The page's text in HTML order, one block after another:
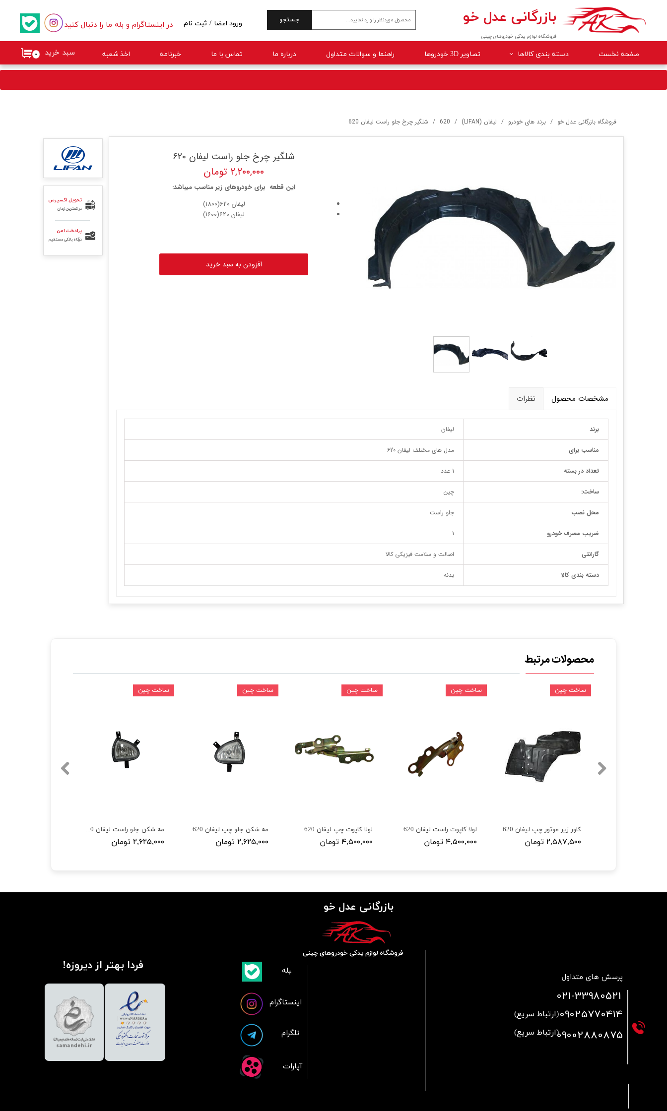
فروشگاه لوازم یدکی خودروهای چینی
بازرگانی عدل خو جستجو
صفحه نخست دسته بندی کالاها
برقی
لوازم مصرفی خودرو
قالپاق، رینگ و لاستیک
اکسسوری, لوازم جانبی ,تزِیینات
تصاویر 3D خودروها راهنما و سوالات متداول درباره ما تماس با ما خبرنامه اخذ شعبه ۰ سبد خرید
در اینستاگرام و بله ما را دنبال کنید ورود اعضا / ثبت نام
تغییر گذر واژه
فروشگاه بازرگانی عدل خو برند های خودرو لیفان (LIFAN) 620 شلگیر چرخ جلو راست لیفان 620
شلگیر چرخ جلو راست لیفان 620
۲,۲۰۰,۰۰۰ تومان
این قطعه برای خودروهای زیر مناسب میباشد:
لیفان 620(1800)
لیفان 620(1600)
افزودن به سبد خرید
مشخصات محصول نظرات
برند لیفان
مناسب برای مدل های مختلف لیفان 620
تعداد در بسته 1 عدد
ساخت: چین
محل نصب جلو راست
ضریب مصرف خودرو 1
گارانتی اصالت و سلامت فیزیکی کالا
دسته بندی کالا بدنه
تحویل اکسپرس
در کمترین زمان
پرادخت امن
درگاه بانکی مستقیم
محصولات مرتبط
مه شکن جلو راست لیفان 620
۲,۶۲۵,۰۰۰ تومان
ساخت چین
مه شکن جلو چپ لیفان 620
۲,۶۲۵,۰۰۰ تومان
ساخت چین
لولا کاپوت چپ لیفان 620
۴,۵۰۰,۰۰۰ تومان
ساخت چین
لولا کاپوت راست لیفان 620
۴,۵۰۰,۰۰۰ تومان
ساخت چین
کاور زیر موتور چپ لیفان 620
۲,۵۸۷,۵۰۰ تومان
ساخت چین
پرسش های متداول
021-33980521
09025770414(ارتباط سریع)
09002880875(ارتباط سریع)
بازرگانی عدل خو
فردا بهتر از دیروزه!
فروشگاه لوازم یدکی خودروهای چینی
آپارات
تلگرام
اینستاگرام
​بلبله​​​​​​​بله